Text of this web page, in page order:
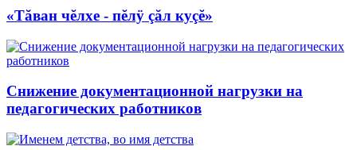
«Тăван чĕлхе - пĕлÿ çăл куçĕ»
Снижение документационной нагрузки на
педагогических работников